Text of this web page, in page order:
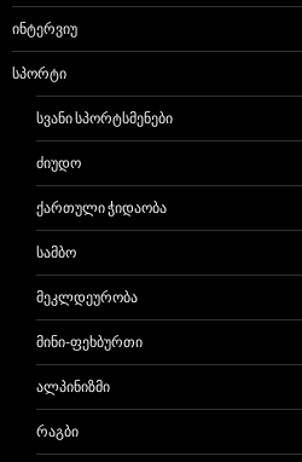
ᲘᲜᲢᲔᲠᲕᲘᲣ
ᲡᲞᲝᲠᲢᲘ
ᲡᲕᲐᲜᲘ ᲡᲞᲝᲠᲢᲡᲛᲔᲜᲔᲑᲘ
ᲫᲘᲣᲓᲝ
ᲥᲐᲠᲗᲣᲚᲘ ᲭᲘᲓᲐᲝᲑᲐ
ᲡᲐᲛᲑᲝ
ᲛᲔᲙᲚᲓᲔᲣᲠᲝᲑᲐ
ᲛᲘᲜᲘ-ᲤᲔᲮᲑᲣᲠᲗᲘ
ᲐᲚᲞᲘᲜᲘᲖᲛᲘ
ᲠᲐᲒᲑᲘ